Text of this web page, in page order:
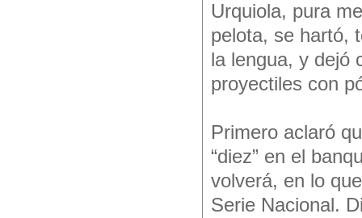
Urquiola, pura
pelota, se hartó,
la lengua, y dejó
proyectiles con
Primero aclaró
“diez” en el
volverá, en lo
Serie Nacional.